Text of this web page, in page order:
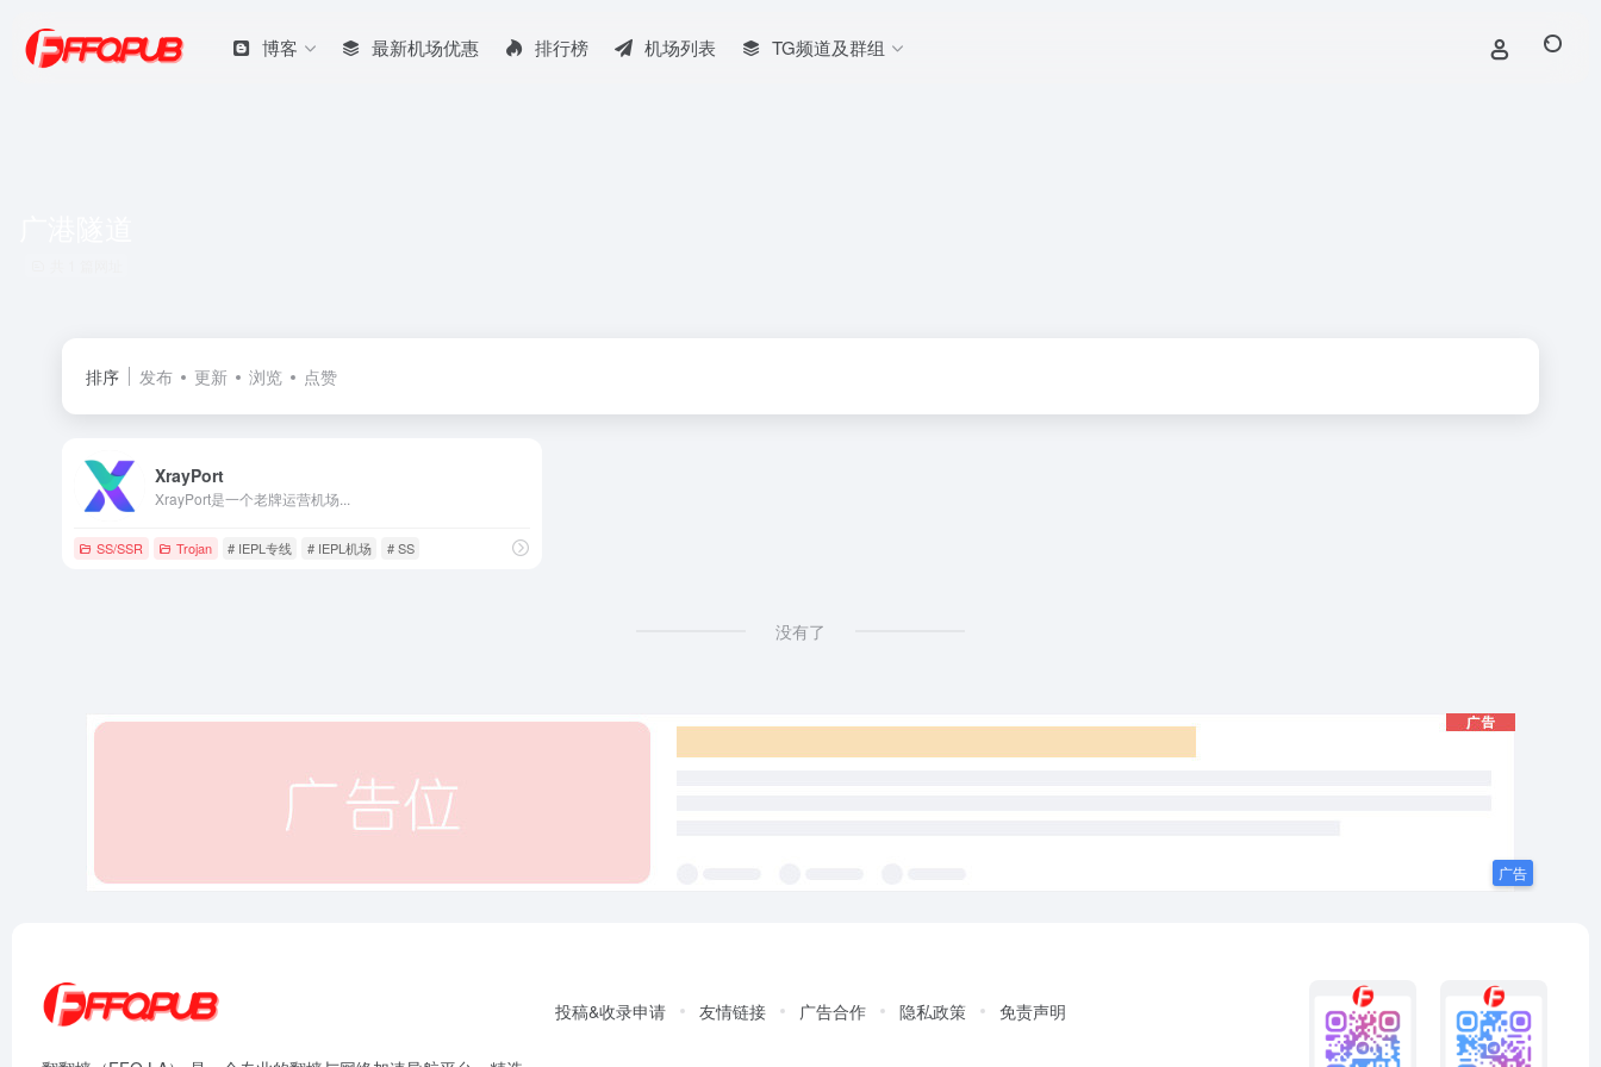
博客 最新机场优惠 排行榜 机场列表 TG频道及群组
排序 发布 更新 浏览 点赞
XrayPort
XrayPort是一个老牌运营机场...
SS/SSR Trojan # IEPL专线 # IEPL机场 # SS
没有了
投稿&收录申请 友情链接 广告合作 隐私政策 免责声明